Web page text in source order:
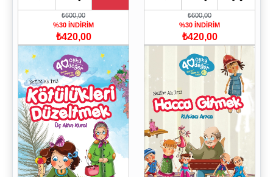
₺600,00
%30 İNDİRİM
₺420,00
₺600,00
%30 İNDİRİM
₺420,00